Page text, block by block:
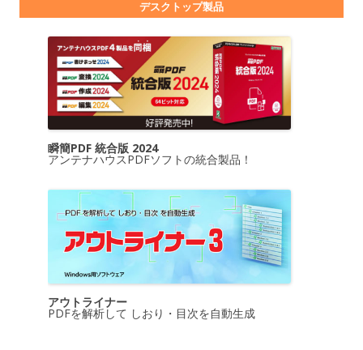
デスクトップ製品
瞬簡PDF 統合版 2024
アンテナハウスPDFソフトの統合製品！
アウトライナー
PDFを解析して しおり・目次を自動生成